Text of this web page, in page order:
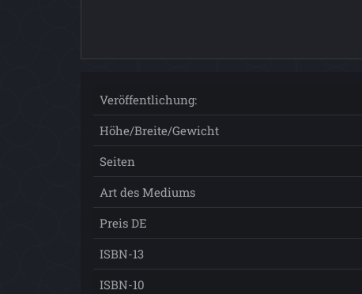
Veröffentlichung:
Höhe/Breite/Gewicht
Seiten
Art des Mediums
Preis DE
ISBN-13
ISBN-10